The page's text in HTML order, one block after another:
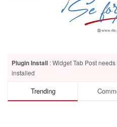
Plugin Install : Widget Tab Post
installed
Trending